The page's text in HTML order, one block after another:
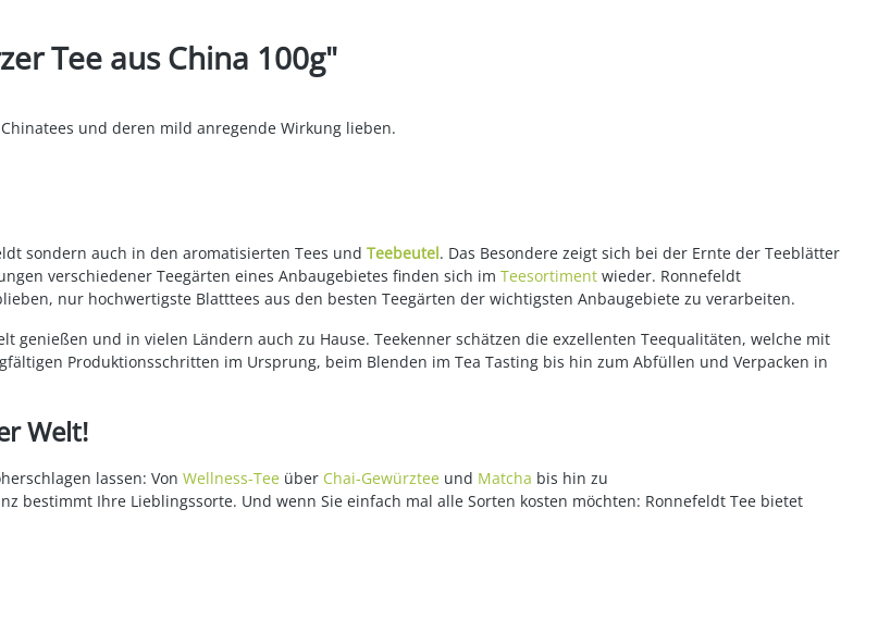
Tee aus China 100g"
und deren mild anregende Wirkung lieben.
sondern auch in den aromatisierten Tees und Teebeutel. Das Besondere zeigt sich bei der Ernte der Teeblätter
verschiedener Teegärten eines Anbaugebietes finden sich im Teesortiment wieder. Ronnefeldt
nur hochwertigste Blatttees aus den besten Teegärten der wichtigsten Anbaugebiete zu verarbeiten.
genießen und in vielen Ländern auch zu Hause. Teekenner schätzen die exzellenten Teequalitäten, welche mit
Produktionsschritten im Ursprung, beim Blenden im Tea Tasting bis hin zum Abfüllen und Verpacken in
Welt!
lassen: Von Wellness-Tee über Chai-Gewürztee und Matcha bis hin zu
bestimmt Ihre Lieblingssorte. Und wenn Sie einfach mal alle Sorten kosten möchten: Ronnefeldt Tee bietet